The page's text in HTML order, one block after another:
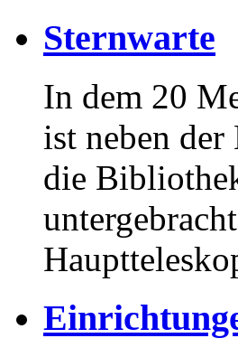
Sternwarte
In dem 20
ist neben der
die